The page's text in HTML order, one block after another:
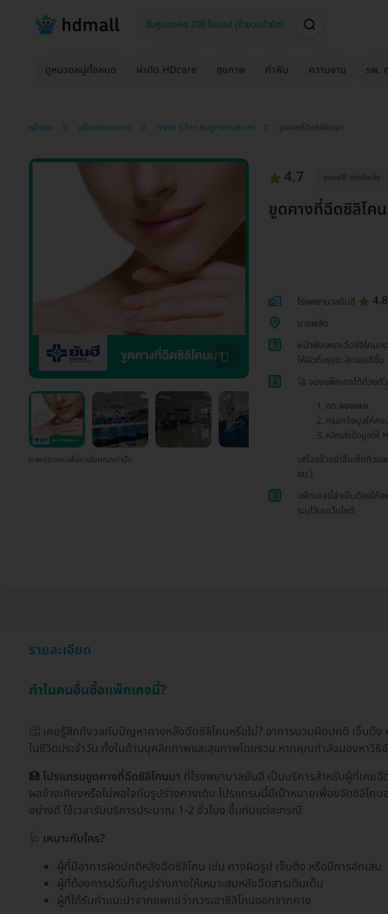
ดูหมวดหมู่ทั้งหมด ผ่าตัด HDcare สุขภาพ ทำฟัน ความงาม รพ.
หน้าแรก แพ็กเกจความงาม ทำคาง (Chin Augmentation) ขูดคางที่ฉีดซิลิโคนมา
ภาพประกอบเพื่อการโฆษณาเท่านั้น
4.7 จองฟรี! จ่ายทีหลัง
ขูดคางที่ฉีดซิลิโค
โรงพยาบาลยันฮี 4.8
บางพลัด
1
หน้าพังเพราะฉีดซิลิโคนเ
ให้ผิวที่ขรุขระ อักเสบดีขึ้น
2
🚀 จองแพ็กเกจได้ด้วยตั
กด จองเลย
กรอกข้อมูลให้คร
คลิกส่งข้อมูลให้
เสร็จแล้วอย่าลืมเช็กคิว
ชม.)
3
แพ็กเกจนี้จำเป็นต้องให้แ
ระบุไว้บนเว็บไซต์
รายละเอียด
ทำไมคนอื่นซื้อแพ็กเกจนี้?
🤔 เคยรู้สึกกังวลกับปัญหาคางหลังฉีดซิลิโคนหรือไม่? อาการบวมผิดปกติ เจ็บตึง
ในชีวิตประจำวัน ทั้งในด้านบุคลิกภาพและสุขภาพโดยรวม หากคุณกำลังมองหาวิธี
🏥 โปรแกรมขูดคางที่ฉีดซิลิโคนมา ที่โรงพยาบาลยันฮี เป็นบริการสำหรับผู้ที่เคย
ผลข้างเคียงหรือไม่พอใจกับรูปร่างคางเดิม โปรแกรมนี้มีเป้าหมายเพื่อขจัดซิลิโค
อย่างดี ใช้เวลารับบริการประมาณ 1-2 ชั่วโมง ขึ้นกับแต่ละกรณี
🩺 เหมาะกับใคร?
ผู้ที่มีอาการผิดปกติหลังฉีดซิลิโคน เช่น คางผิดรูป เจ็บตึง หรือมีการอักเสบ
ผู้ที่ต้องการปรับคืนรูปร่างคางให้เหมาะสมหลังฉีดสารเติมเต็ม
ผู้ที่ได้รับคำแนะนำจากแพทย์ว่าควรเอาซิลิโคนออกจากคาง